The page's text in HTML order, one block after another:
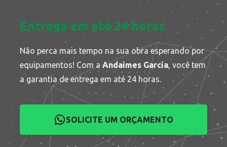
Entrega em até 24 horas
Não perca mais tempo na sua obra esperando por
equipamentos! Com aAndaimes Garcia, você tem
a garantia de entrega em até 24 horas.
SOLICITE UM ORÇAMENTO